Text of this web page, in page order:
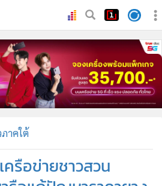
าคใต้
ครือข่ายชาวสวน